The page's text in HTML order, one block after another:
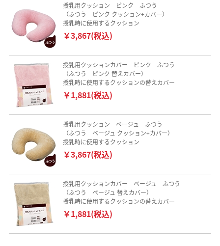
授乳用クッション ピンク ふつう
（ふつう ピンク クッション+カバー）
授乳時に使用するクッション
￥3,867(税込)
授乳用クッションカバー ピンク ふつう
（ふつう ピンク 替えカバー）
授乳時に使用するクッションの替えカバー
￥1,881(税込)
授乳用クッション ベージュ ふつう
（ふつう ベージュ クッション+カバー）
授乳時に使用するクッション
￥3,867(税込)
授乳用クッションカバー ベージュ ふつう
（ふつう ベージュ 替えカバー）
授乳時に使用するクッションの替えカバー
￥1,881(税込)